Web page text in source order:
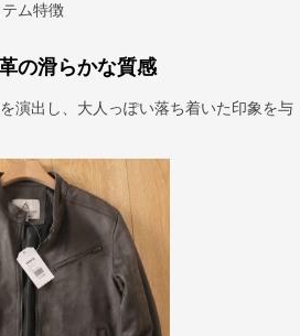
ム特徴
の滑らかな質感
演出し、大人っぽい落ち着いた印象を与